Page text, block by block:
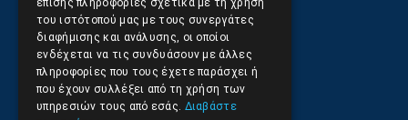
Όροι Χρήσης Ιστοσελίδας
Πολιτική Απορρήτου
επίσης πληροφορίες σχετικά με τη χρήση
του ιστότοπού μας με τους συνεργάτες
διαφήμισης και ανάλυσης, οι οποίοι
ενδέχεται να τις συνδυάσουν με άλλες
πληροφορίες που τους έχετε παράσχει ή
που έχουν συλλέξει από τη χρήση των
υπηρεσιών τους από εσάς. Διαβάστε